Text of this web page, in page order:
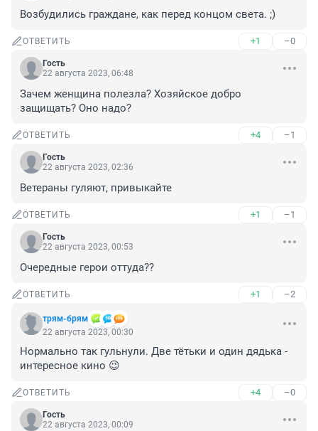
Возбудились граждане, как перед концом света. ;)
ОТВЕТИТЬ +1 –0
Гость
22 августа 2023, 06:48
Зачем женщина полезла? Хозяйское добро
защищать? Оно надо?
ОТВЕТИТЬ +4 –1
Гость
22 августа 2023, 02:36
Ветераны гуляют, привыкайте
ОТВЕТИТЬ +1 –1
Гость
22 августа 2023, 00:53
Очередные герои оттуда??
ОТВЕТИТЬ +1 –2
трям-брям
22 августа 2023, 00:30
Нормально так гульнули. Две тётьки и один дядька -
интересное кино 😉
ОТВЕТИТЬ +4 –0
Гость
22 августа 2023, 00:09